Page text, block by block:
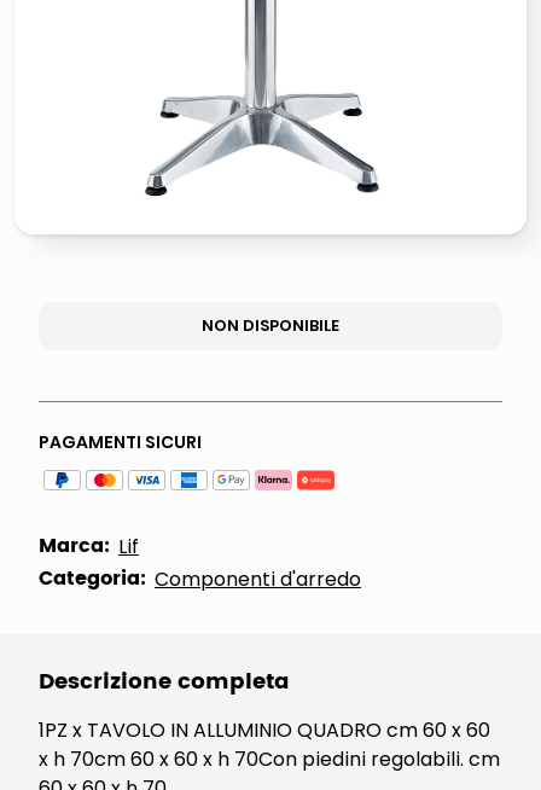
NON DISPONIBILE
PAGAMENTI SICURI
Marca: Lif
Categoria: Componenti d'arredo
Descrizione completa
1PZ x TAVOLO IN ALLUMINIO QUADRO cm 60 x 60
x h 70cm 60 x 60 x h 70Con piedini regolabili. cm